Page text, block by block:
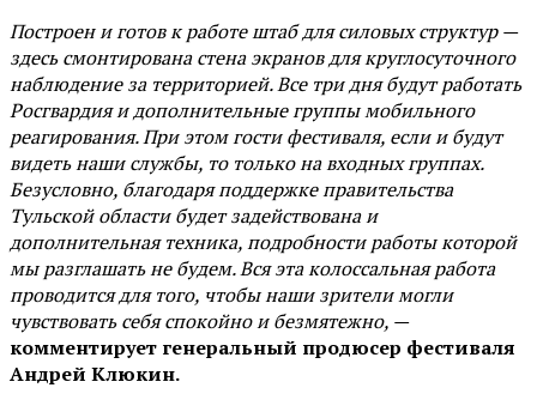
Построен и готов к работе штаб для силовых структур —
здесь смонтирована стена экранов для круглосуточного
наблюдение за территорией. Все три дня будут работать
Росгвардия и дополнительные группы мобильного
реагирования. При этом гости фестиваля, если и будут
видеть наши службы, то только на входных группах.
Безусловно, благодаря поддержке правительства
Тульской области будет задействована и
дополнительная техника, подробности работы которой
мы разглашать не будем. Вся эта колоссальная работа
проводится для того, чтобы наши зрители могли
чувствовать себя спокойно и безмятежно, —
комментирует генеральный продюсер фестиваля
Андрей Клюкин.